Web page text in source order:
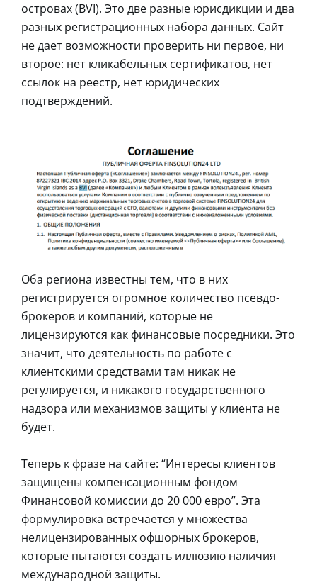
островах (BVI). Это две разные юрисдикции и два
разных регистрационных набора данных. Сайт
не дает возможности проверить ни первое, ни
второе: нет кликабельных сертификатов, нет
ссылок на реестр, нет юридических
подтверждений.
Оба региона известны тем, что в них
регистрируется огромное количество псевдо-
брокеров и компаний, которые не
лицензируются как финансовые посредники. Это
значит, что деятельность по работе с
клиентскими средствами там никак не
регулируется, и никакого государственного
надзора или механизмов защиты у клиента не
будет.
Теперь к фразе на сайте: “Интересы клиентов
защищены компенсационным фондом
Финансовой комиссии до 20 000 евро”. Эта
формулировка встречается у множества
нелицензированных офшорных брокеров,
которые пытаются создать иллюзию наличия
международной защиты.